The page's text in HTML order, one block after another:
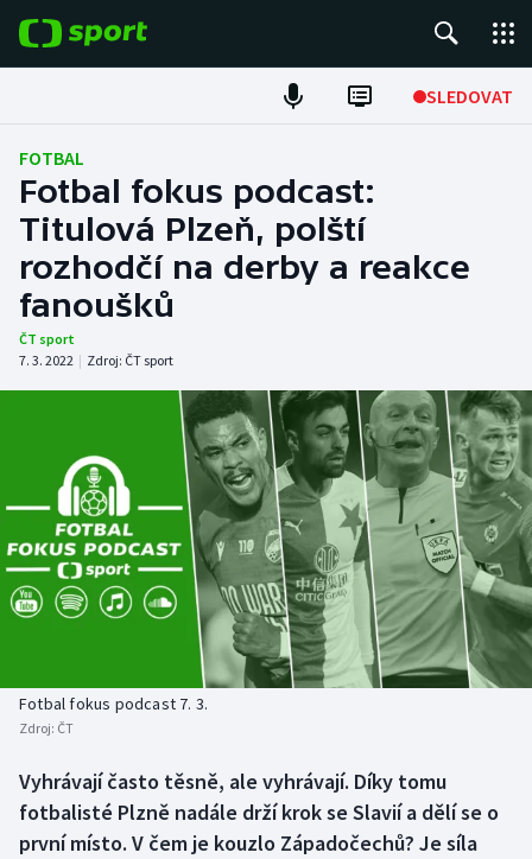
SLEDOVAT
Fotbal
Hokej
Tenis
Atletika
Americký fotbal
Baseball a softbal
Basketbal
Boby a skeleton
Box
Curling
NEPŘEHLÉDNĚTE
Soutěže
Historické návraty
AZ kvíz
FOTBAL
Fotbal fokus podcast:
Titulová Plzeň, polští
rozhodčí na derby a reakce
fanoušků
ČT sport
7. 3. 2022 | Zdroj: ČT sport
Fotbal fokus podcast 7. 3.
Zdroj: ČT
Vyhrávají často těsně, ale vyhrávají. Díky tomu
fotbalisté Plzně nadále drží krok se Slavií a dělí se o
první místo. V čem je kouzlo Západočechů? Je síla